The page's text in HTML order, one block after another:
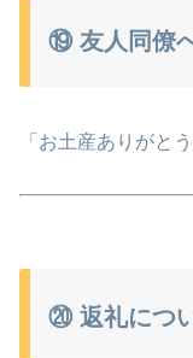
⑲ 友人同僚
「お土産ありがと
⑳ 返礼につ